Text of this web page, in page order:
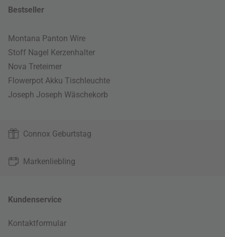
Bestseller
Montana Panton Wire
Stoff Nagel Kerzenhalter
Nova Treteimer
Flowerpot Akku Tischleuchte
Joseph Joseph Wäschekorb
Connox Geburtstag
Markenliebling
Kundenservice
Kontaktformular